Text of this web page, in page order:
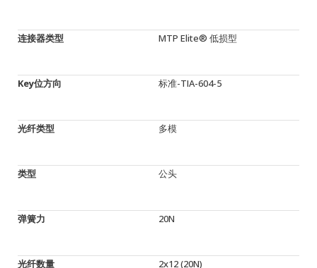
连接器类型 MTP Elite® 低损型
Key位方向 标准-TIA-604-5
光纤类型 多模
类型 公头
弹簧力 20N
光纤数量 2x12 (20N)